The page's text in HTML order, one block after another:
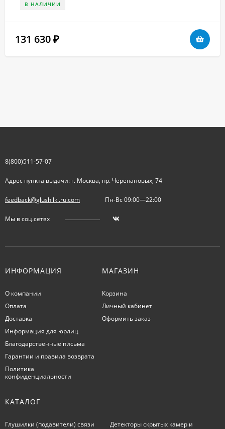
В НАЛИЧИИ
131 630 ₽
8(800)511-57-07
Адрес пункта выдачи: г. Москва, пр. Черепановых, 74
feedback@glushilki.ru.com Пн-Вс 09:00—22:00
Мы в соц.сетях
ИНФОРМАЦИЯ
О компании
Оплата
Доставка
Информация для юрлиц
Благодарственные письма
Гарантии и правила возврата
Политика
конфиденциальности
МАГАЗИН
Корзина
Личный кабинет
Оформить заказ
КАТАЛОГ
Глушилки (подавители) связи
Детекторы скрытых камер и